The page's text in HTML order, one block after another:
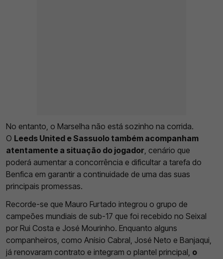
No entanto, o Marselha não está sozinho na corrida.
O Leeds United e Sassuolo também acompanham
atentamente a situação do jogador , cenário que
poderá aumentar a concorrência e dificultar a tarefa do
Benfica em garantir a continuidade de uma das suas
principais promessas.
Recorde-se que Mauro Furtado integrou o grupo de
campeões mundiais de sub-17 que foi recebido no Seixal
por Rui Costa e José Mourinho. Enquanto alguns
companheiros, como Anísio Cabral, José Neto e Banjaqui,
já renovaram contrato e integram o plantel principal, o